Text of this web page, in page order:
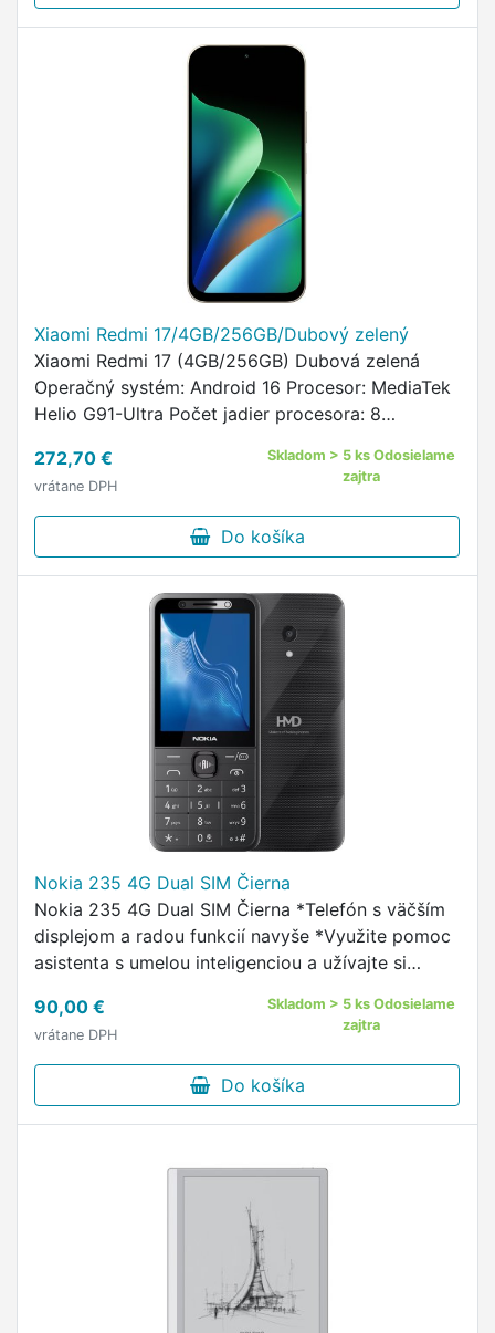
Xiaomi Redmi 17/4GB/256GB/Dubový zelený
Xiaomi Redmi 17 (4GB/256GB) Dubová zelená
Operačný systém: Android 16 Procesor: MediaTek
Helio G91-Ultra Počet jadier procesora: 8
[GB]: 256 GB Veľkosť RAM …
272,70 €
vrátane DPH
Skladom > 5 ks Odosielame
zajtra
Do košíka
Nokia 235 4G Dual SIM Čierna
Nokia 235 4G Dual SIM Čierna *Telefón s väčším
displejom a radou funkcií navyše *Využite pomoc
asistenta s umelou inteligenciou a užívajte si
služba Xpress Chat ponúka …
90,00 €
vrátane DPH
Skladom > 5 ks Odosielame
zajtra
Do košíka